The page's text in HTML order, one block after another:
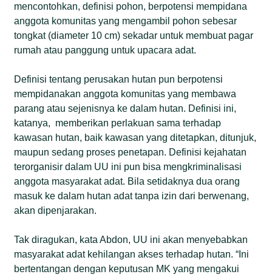
mencontohkan, definisi pohon, berpotensi mempidana
anggota komunitas yang mengambil pohon sebesar
tongkat (diameter 10 cm) sekadar untuk membuat pagar
rumah atau panggung untuk upacara adat.
Definisi tentang perusakan hutan pun berpotensi
mempidanakan anggota komunitas yang membawa
parang atau sejenisnya ke dalam hutan. Definisi ini,
katanya, memberikan perlakuan sama terhadap
kawasan hutan, baik kawasan yang ditetapkan, ditunjuk,
maupun sedang proses penetapan. Definisi kejahatan
terorganisir dalam UU ini pun bisa mengkriminalisasi
anggota masyarakat adat. Bila setidaknya dua orang
masuk ke dalam hutan adat tanpa izin dari berwenang,
akan dipenjarakan.
Tak diragukan, kata Abdon, UU ini akan menyebabkan
masyarakat adat kehilangan akses terhadap hutan. “Ini
bertentangan dengan keputusan MK yang mengakui